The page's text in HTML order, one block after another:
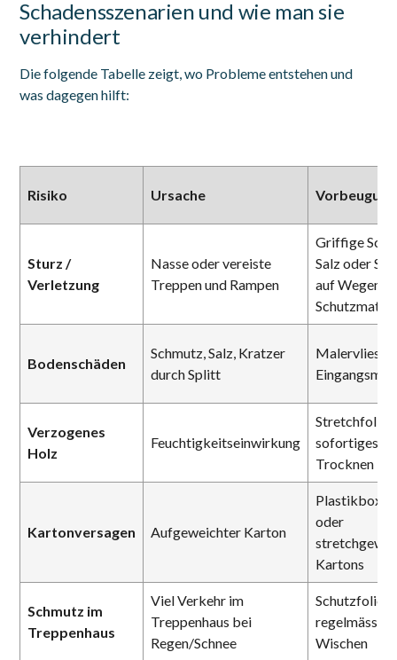
Schadensszenarien und wie man sie
verhindert
Die folgende Tabelle zeigt, wo Probleme entstehen und
was dagegen hilft:
Risiko Ursache Vorbeugung
Sturz /
Verletzung
Nasse oder vereiste
Treppen und Rampen
Griffige
Salz oder
auf Wegen,
Bodenschäden
Schmutz, Salz, Kratzer
durch Splitt
Malervlies,
Verzogenes
Holz
Feuchtigkeitseinwirkung
Stretchfolie,
sofortiges
Trocknen
Kartonversagen Aufgeweichter Karton
Plastikboxen
oder
Kartons
Schmutz im
Treppenhaus
Viel Verkehr im
Treppenhaus bei
Regen/Schnee
Schutzfolien,
Wischen